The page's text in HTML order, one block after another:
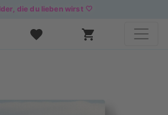
die du lieben wirst 🤍